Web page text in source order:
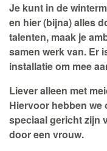
Je kunt in de
en hier (bijna) alles
talenten, maak je
samen werk van. Er
installatie om mee
Liever alleen met
Hiervoor hebben we
speciaal gericht zijn
door een vrouw.